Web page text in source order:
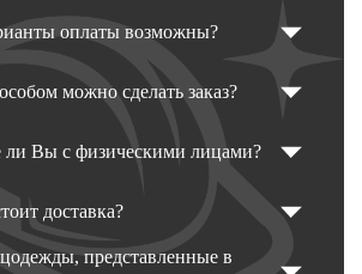
оплаты возможны?
можно сделать заказ?
ли Вы с физическими лицами?
доставка?
представленные в